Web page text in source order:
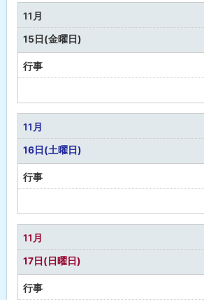
な
し
11月
15日(金曜日)
行事
定
な
し
11月
16日(土曜日)
行事
定
な
し
11月
17日(日曜日)
行事